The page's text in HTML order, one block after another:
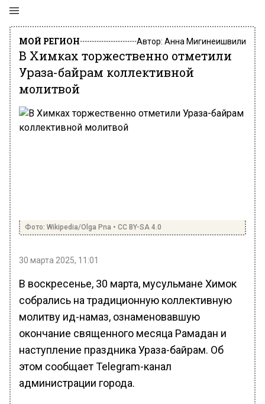
МОЙ РЕГИОН Автор: Анна Мигинеишвили
В Химках торжественно отметили
Ураза-байрам коллективной
молитвой
Фото: Wikipedia/Olga Pna • CC BY-SA 4.0
30 марта 2025, 11:01
В воскресенье, 30 марта, мусульмане Химок
собрались на традиционную коллективную
молитву ид-намаз, ознаменовавшую
окончание священного месяца Рамадан и
наступление праздника Ураза-байрам. Об
этом сообщает Telegram-канал
администрации города.